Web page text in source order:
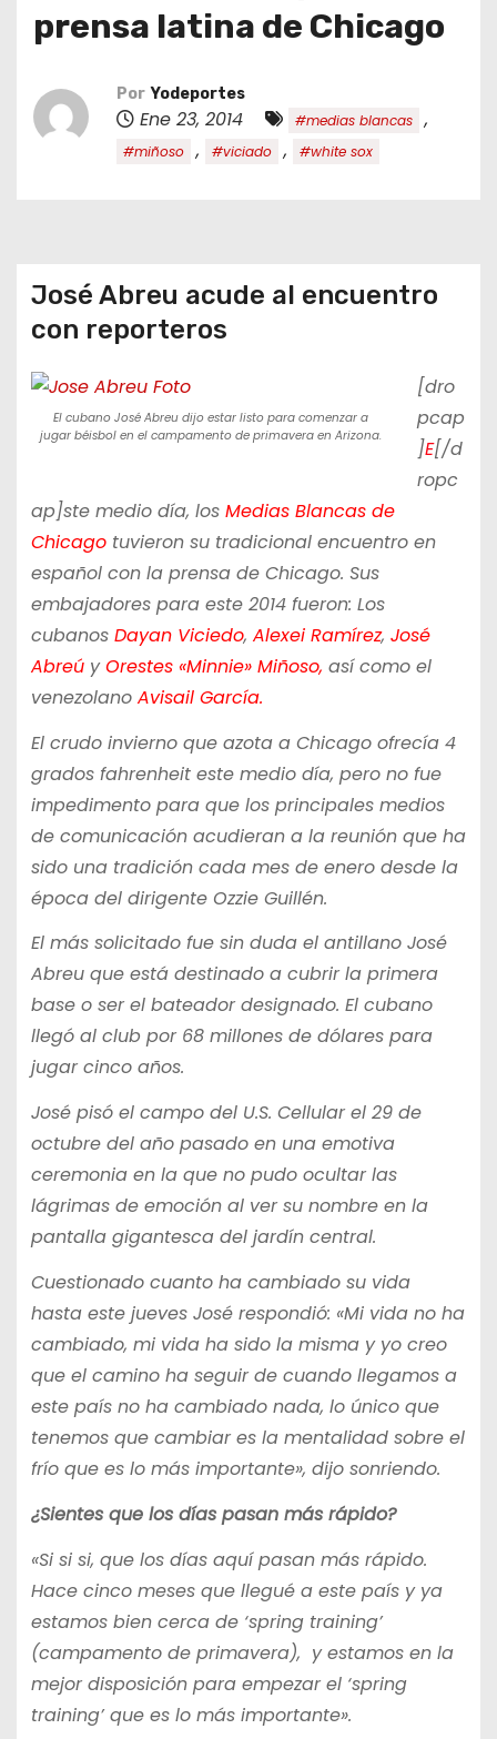
prensa latina de Chicago
Por Yodeportes
Ene 23, 2014 #medias blancas ,
#miñoso , #viciado , #white sox
José Abreu acude al encuentro
con reporteros
El cubano José Abreu dijo estar listo para comenzar a
jugar béisbol en el campamento de primavera en Arizona.
[dro
pcap
]E[/d
ropc
ap]ste medio día, los Medias Blancas de
Chicagotuvieron su tradicional encuentro en
español con la prensa de Chicago. Sus
embajadores para este 2014 fueron: Los
cubanos Dayan Viciedo, Alexei Ramírez, José
Abreú yOrestes «Minnie» Miñoso, así como el
venezolano Avisail García.
El crudo invierno que azota a Chicago ofrecía 4
grados fahrenheit este medio día, pero no fue
impedimento para que los principales medios
de comunicación acudieran a la reunión que ha
sido una tradición cada mes de enero desde la
época del dirigente Ozzie Guillén.
El más solicitado fue sin duda el antillano José
Abreu que está destinado a cubrir la primera
base o ser el bateador designado. El cubano
llegó al club por 68 millones de dólares para
jugar cinco años.
José pisó el campo del U.S. Cellular el 29 de
octubre del año pasado en una emotiva
ceremonia en la que no pudo ocultar las
lágrimas de emoción al ver su nombre en la
pantalla gigantesca del jardín central.
Cuestionado cuanto ha cambiado su vida
hasta este jueves José respondió: «Mi vida no ha
cambiado, mi vida ha sido la misma y yo creo
que el camino ha seguir de cuando llegamos a
este país no ha cambiado nada, lo único que
tenemos que cambiar es la mentalidad sobre el
frío que es lo más importante», dijo sonriendo.
¿Sientes que los días pasan más rápido?
«Si si si, que los días aquí pasan más rápido.
Hace cinco meses que llegué a este país y ya
estamos bien cerca de ‘spring training’
(campamento de primavera), y estamos en la
mejor disposición para empezar el ‘spring
training’ que es lo más importante».